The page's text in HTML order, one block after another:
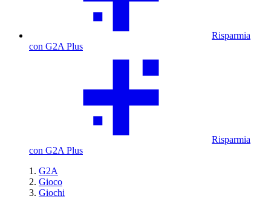
Risparmia
con G2A Plus
Risparmia
con G2A Plus
G2A
Gioco
Giochi